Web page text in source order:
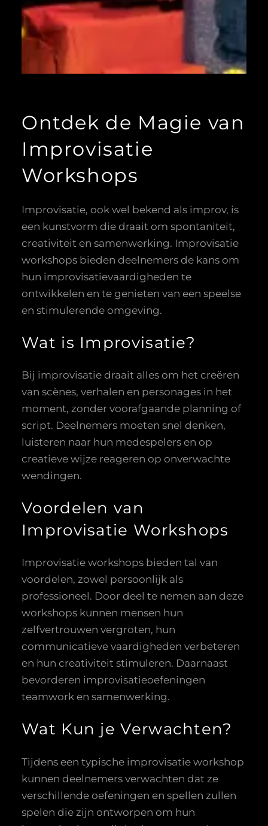
Ontdek de Magie van
Improvisatie
Workshops
Improvisatie, ook wel bekend als improv, is
een kunstvorm die draait om spontaniteit,
creativiteit en samenwerking. Improvisatie
workshops bieden deelnemers de kans om
hun improvisatievaardigheden te
ontwikkelen en te genieten van een speelse
en stimulerende omgeving.
Wat is Improvisatie?
Bij improvisatie draait alles om het creëren
van scènes, verhalen en personages in het
moment, zonder voorafgaande planning of
script. Deelnemers moeten snel denken,
luisteren naar hun medespelers en op
creatieve wijze reageren op onverwachte
wendingen.
Voordelen van
Improvisatie Workshops
Improvisatie workshops bieden tal van
voordelen, zowel persoonlijk als
professioneel. Door deel te nemen aan deze
workshops kunnen mensen hun
zelfvertrouwen vergroten, hun
communicatieve vaardigheden verbeteren
en hun creativiteit stimuleren. Daarnaast
bevorderen improvisatieoefeningen
teamwork en samenwerking.
Wat Kun je Verwachten?
Tijdens een typische improvisatie workshop
kunnen deelnemers verwachten dat ze
verschillende oefeningen en spellen zullen
spelen die zijn ontworpen om hun